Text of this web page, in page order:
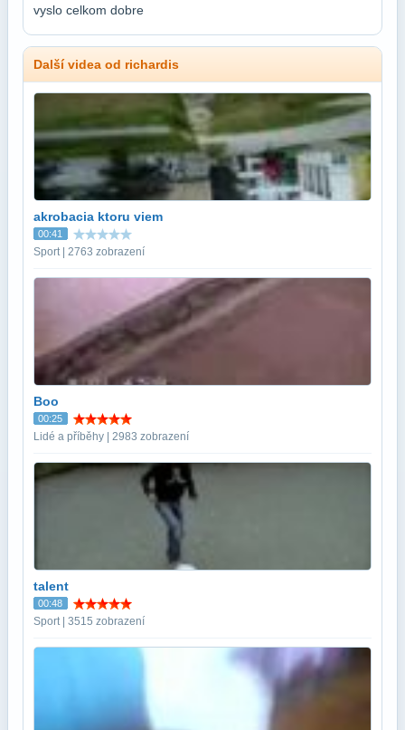
vyslo celkom dobre
Další videa od richardis
akrobacia ktoru viem
00:41
Sport | 2763 zobrazení
Boo
00:25
Lidé a příběhy | 2983 zobrazení
talent
00:48
Sport | 3515 zobrazení